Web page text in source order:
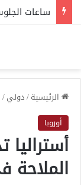
الرئيسية/دولي/
أوروبا